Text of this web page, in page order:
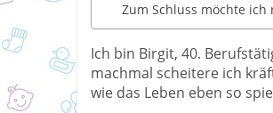
Zum Schluss möchte
Ich bin Birgit, 40.
machmal scheitere ich
wie das Leben eben so